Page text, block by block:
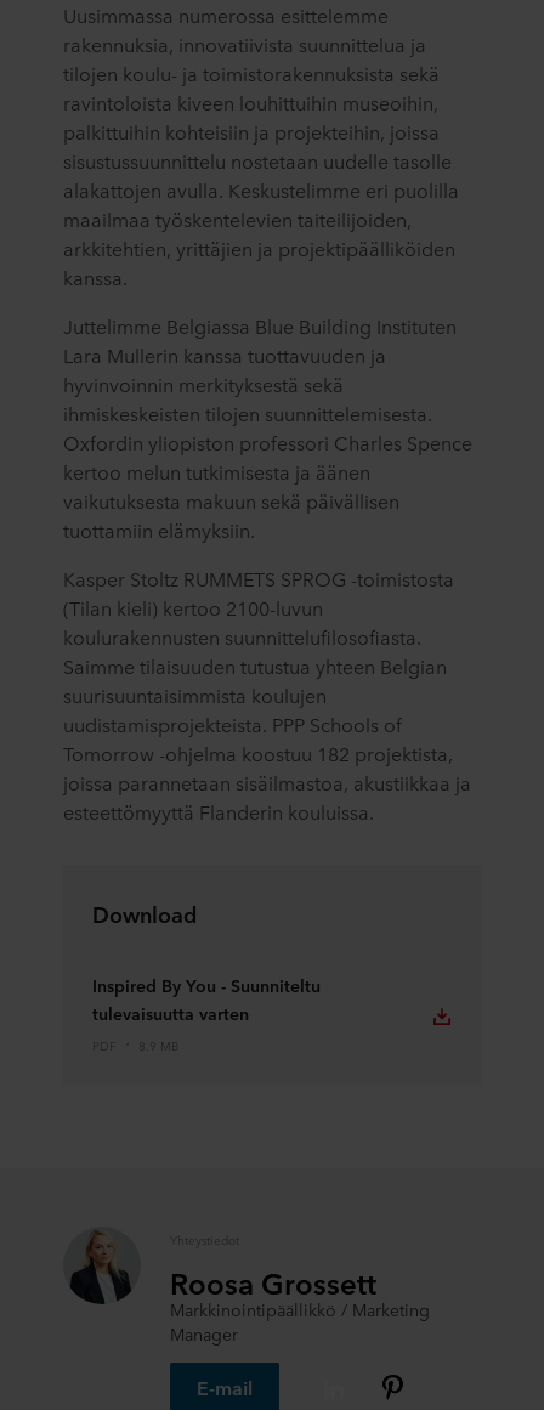
Uusimmassa numerossa esittelemme
rakennuksia, innovatiivista suunnittelua ja
tilojen koulu- ja toimistorakennuksista sekä
ravintoloista kiveen louhittuihin museoihin,
palkittuihin kohteisiin ja projekteihin, joissa
sisustussuunnittelu nostetaan uudelle tasolle
alakattojen avulla. Keskustelimme eri puolilla
maailmaa työskentelevien taiteilijoiden,
arkkitehtien, yrittäjien ja projektipäälliköiden
kanssa.
Juttelimme Belgiassa Blue Building Instituten
Lara Mullerin kanssa tuottavuuden ja
hyvinvoinnin merkityksestä sekä
ihmiskeskeisten tilojen suunnittelemisesta.
Oxfordin yliopiston professori Charles Spence
kertoo melun tutkimisesta ja äänen
vaikutuksesta makuun sekä päivällisen
tuottamiin elämyksiin.
Kasper Stoltz RUMMETS SPROG -toimistosta
(Tilan kieli) kertoo 2100-luvun
koulurakennusten suunnittelufilosofiasta.
Saimme tilaisuuden tutustua yhteen Belgian
suurisuuntaisimmista koulujen
uudistamisprojekteista. PPP Schools of
Tomorrow -ohjelma koostuu 182 projektista,
joissa parannetaan sisäilmastoa, akustiikkaa ja
esteettömyyttä Flanderin kouluissa.
Download
Inspired By You - Suunniteltu
tulevaisuutta varten
PDF 8.9 MB
Yhteystiedot
Roosa Grossett
Markkinointipäällikkö / Marketing
Manager
E-mail